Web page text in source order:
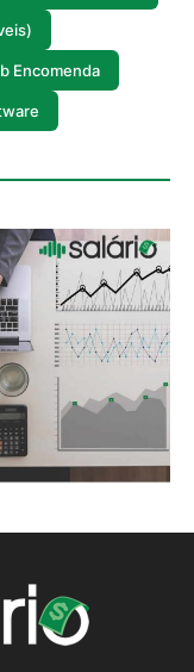
Encomenda